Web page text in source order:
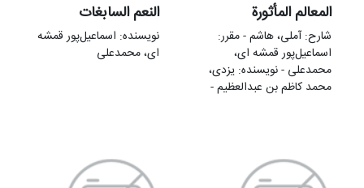
المعالم المأثورة
شارح: آملی، هاشم - مقرر:
اسماعیل‌پور قمشه ای،
محمدعلی - نویسنده: یزدی،
محمد کاظم بن عبدالعظیم -
النعم السابغات
نویسنده: اسماعیل‌پور قمشه
ای، محمدعلی